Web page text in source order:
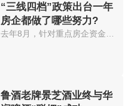
“三线四档”政策出台一年
房企都做了哪些努力?
鲁酒老牌景芝酒业终与华